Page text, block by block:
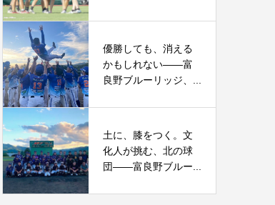
優勝しても、消える
かもしれない――富
良野ブルーリッジ、...
土に、膝をつく。文
化人が挑む、北の球
団――富良野ブルー...